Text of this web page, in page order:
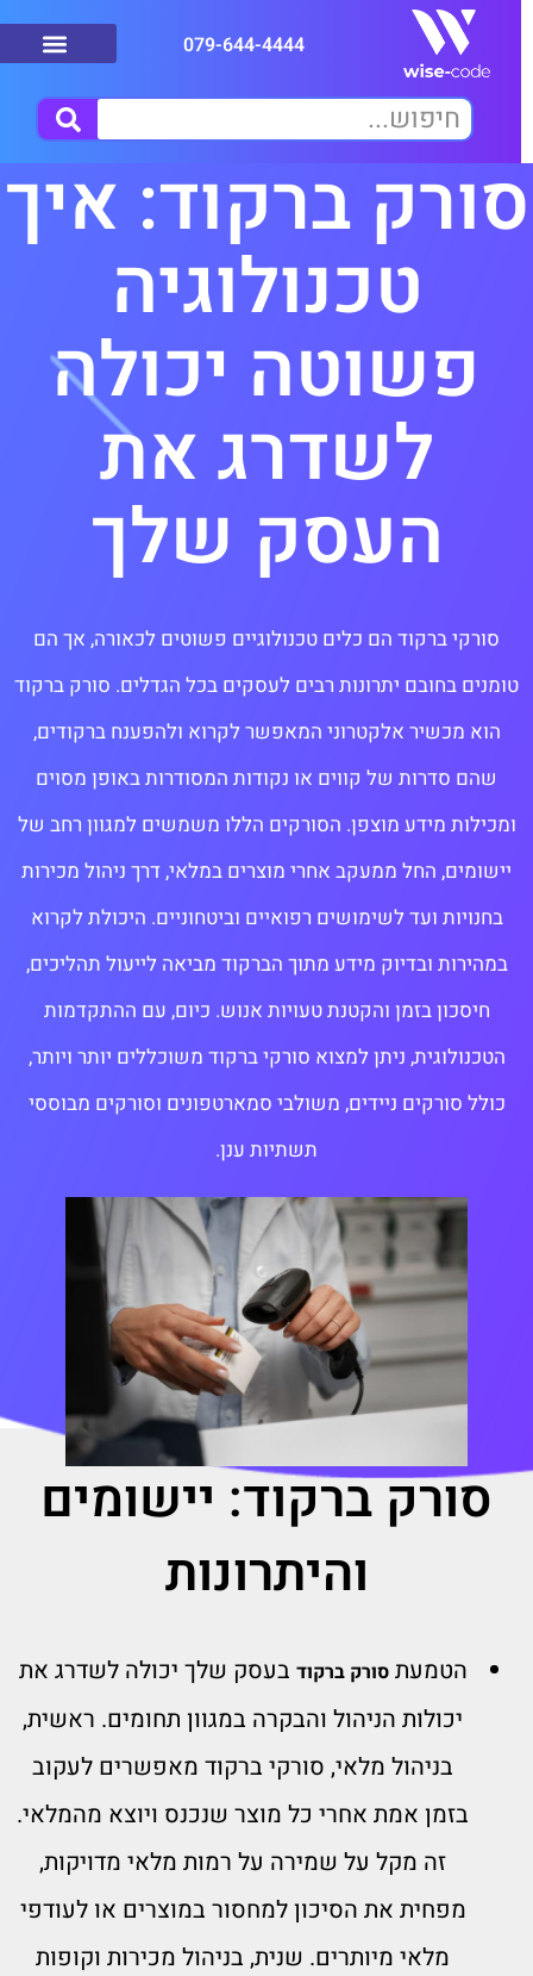
079-644-4444
ברקוד: איך
טכנולוגיה
פשוטה יכולה
לשדרג את
העסק שלך
סורקי ברקוד הם כלים טכנולוגיים פשוטים לכאורה, אך הם
טומנים בחובם יתרונות רבים לעסקים בכל הגדלים. סורק ברקוד
הוא מכשיר אלקטרוני המאפשר לקרוא ולהפענח ברקודים,
שהם סדרות של קווים או נקודות המסודרות באופן מסוים
ומכילות מידע מוצפן. הסורקים הללו משמשים למגוון רחב של
יישומים, החל ממעקב אחרי מוצרים במלאי, דרך ניהול מכירות
בחנויות ועד לשימושים רפואיים וביטחוניים. היכולת לקרוא
במהירות ובדיוק מידע מתוך הברקוד מביאה לייעול תהליכים,
חיסכון בזמן והקטנת טעויות אנוש. כיום, עם ההתקדמות
הטכנולוגית, ניתן למצוא סורקי ברקוד משוכללים יותר ויותר,
כולל סורקים ניידים, משולבי סמארטפונים וסורקים מבוססי
תשתיות ענן.
סורק ברקוד: יישומים
והיתרונות
הטמעת סורק ברקודבעסק שלך יכולה לשדרג את
יכולות הניהול והבקרה במגוון תחומים. ראשית,
בניהול מלאי, סורקי ברקוד מאפשרים לעקוב
בזמן אמת אחרי כל מוצר שנכנס ויוצא מהמלאי.
זה מקל על שמירה על רמות מלאי מדויקות,
מפחית את הסיכון למחסור במוצרים או לעודפי
מלאי מיותרים. שנית, בניהול מכירות וקופות